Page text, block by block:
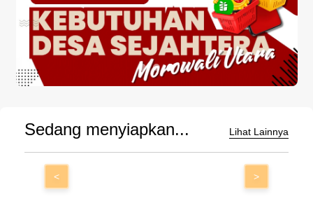
Sedang menyiapkan... Lihat Lainnya
< >